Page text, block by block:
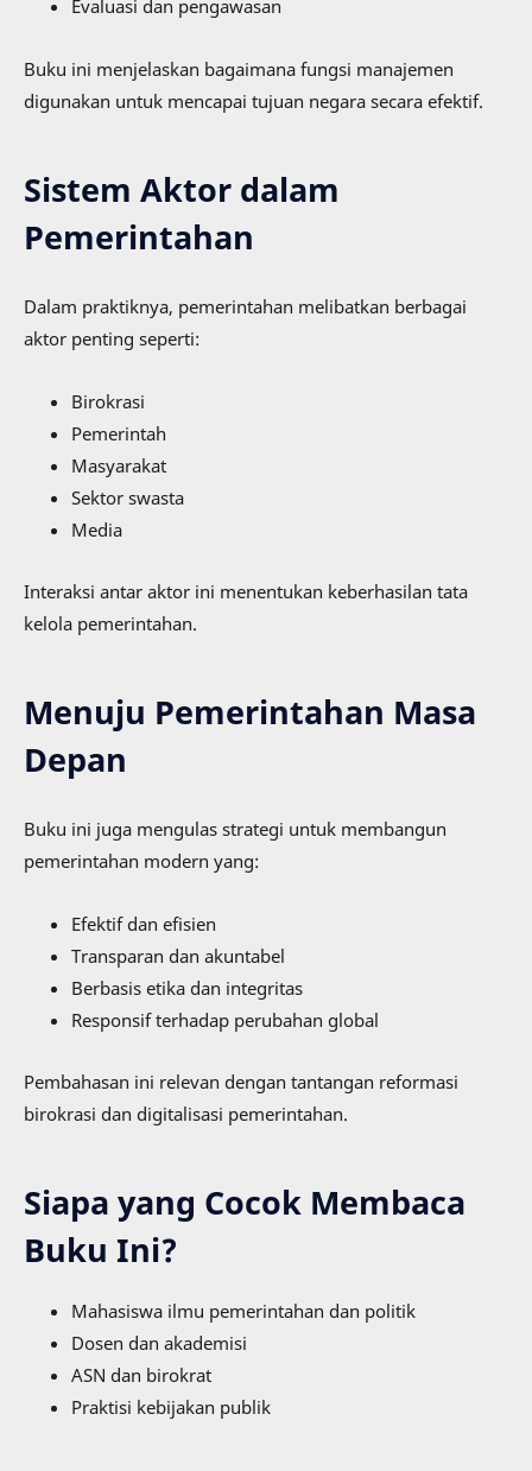
Evaluasi dan pengawasan
Buku ini menjelaskan bagaimana fungsi manajemen
digunakan untuk mencapai tujuan negara secara efektif.
Sistem Aktor dalam
Pemerintahan
Dalam praktiknya, pemerintahan melibatkan berbagai
aktor penting seperti:
Birokrasi
Pemerintah
Masyarakat
Sektor swasta
Media
Interaksi antar aktor ini menentukan keberhasilan tata
kelola pemerintahan.
Menuju Pemerintahan Masa
Depan
Buku ini juga mengulas strategi untuk membangun
pemerintahan modern yang:
Efektif dan efisien
Transparan dan akuntabel
Berbasis etika dan integritas
Responsif terhadap perubahan global
Pembahasan ini relevan dengan tantangan reformasi
birokrasi dan digitalisasi pemerintahan.
Siapa yang Cocok Membaca
Buku Ini?
Mahasiswa ilmu pemerintahan dan politik
Dosen dan akademisi
ASN dan birokrat
Praktisi kebijakan publik